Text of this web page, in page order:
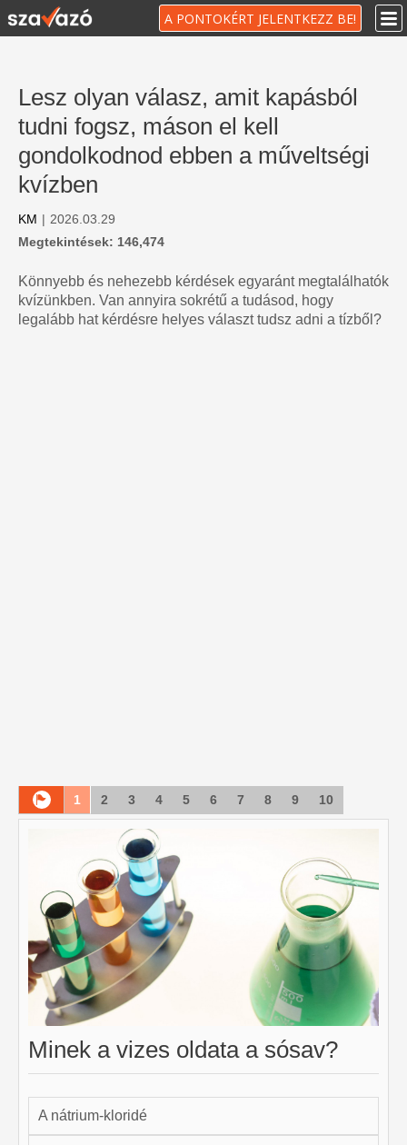
A PONTOKÉRT JELENTKEZZ BE!
Lesz olyan válasz, amit kapásból
tudni fogsz, máson el kell
gondolkodnod ebben a műveltségi
kvízben
KM | 2026.03.29
Megtekintések: 146,474
Könnyebb és nehezebb kérdések egyaránt megtalálhatók
kvízünkben. Van annyira sokrétű a tudásod, hogy
legalább hat kérdésre helyes választ tudsz adni a tízből?
1 2 3 4 5 6 7 8 9 10
Minek a vizes oldata a sósav?
A nátrium-kloridé